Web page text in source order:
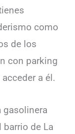
como
de los
con parking
a él.
gasolinera
barrio de La